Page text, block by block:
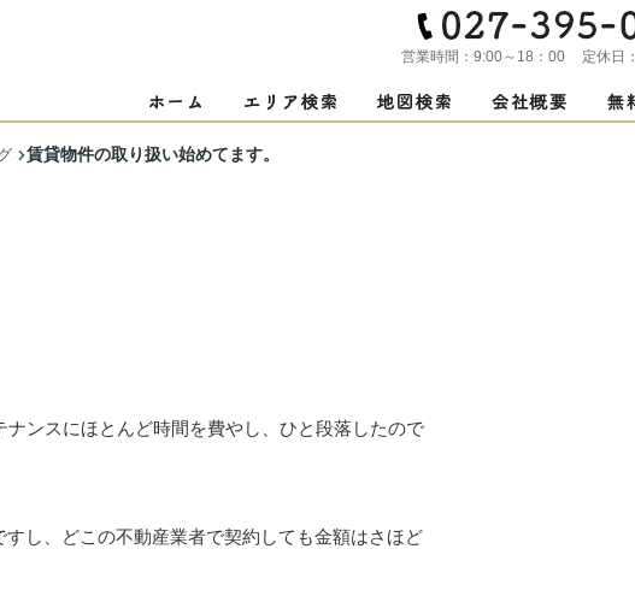
営業時間： 9:00～18：00 定休日：
賃貸物件の取り扱い始めてます。
ンスにほとんど時間を費やし、ひと段落したので
し、どこの不動産業者で契約しても金額はさほど